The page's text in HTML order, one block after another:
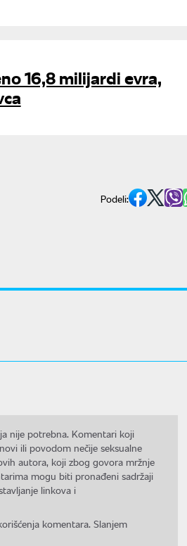
16,8 milijardi evra,
Podeli:
nije potrebna. Komentari koji
ili povodom nečije seksualne
autora, koji zbog govora mržnje
mogu biti pronađeni sadržaji
linkova i
komentara. Slanjem